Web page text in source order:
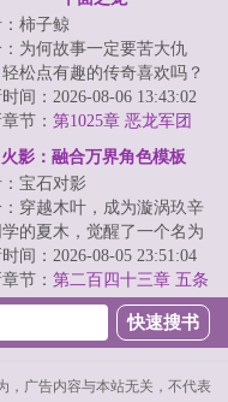
柿子鲸
为何故事一定要苦大仇
松点有趣的传奇喜欢吗？
，我是谁呢？是拯救王国的
是威胁时代...
间：2026-08-06 13:43:02
节： 第1025章 恶龙军团
火影：融合万界角色模板
宝石对影
穿越木叶，成为漩涡玖辛
的夏木，觉醒了一个名为
之主的系统。只要完成特定
，他就可...
间：2026-08-05 23:51:04
节： 第二百四十三章 五条
（二合一更）
，广告内容与本站无关，不代表